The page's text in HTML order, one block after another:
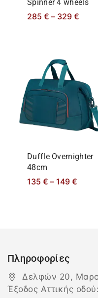
Spinner 4 wheels
285 € – 329 €
Duffle Overnighter
48cm
135 € – 149 €
Πληροφορίες
Δελφών 20,
Έξοδος Αττικής